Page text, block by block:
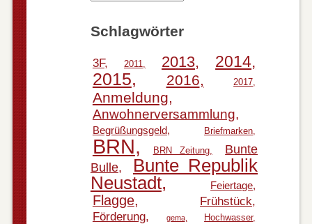
Schlagwörter
3F 2011 2013 2014
2015 2016 2017
Anmeldung
Anwohnerversammlung
Begrüßungsgeld Briefmarken
BRN BRN Zeitung
Bunte
Bulle
Bunte Republik
Neustadt
Feiertage
Flagge Frühstück
Förderung gema Hochwasser